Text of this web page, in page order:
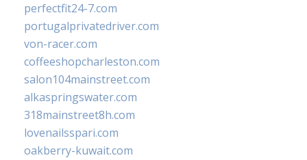
perfectfit24-7.com
portugalprivatedriver.com
von-racer.com
coffeeshopcharleston.com
salon104mainstreet.com
alkaspringswater.com
318mainstreet8h.com
lovenailsspari.com
oakberry-kuwait.com